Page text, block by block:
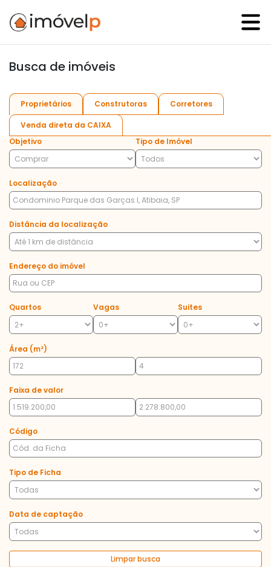
Busca de imóveis
Proprietários Construtoras Corretores
Venda direta da CAIXA
Objetivo
Tipo de Imóvel
Localização
Distância da localização
Endereço do imóvel
Quartos Vagas Suites
Área (m²)
Faixa de valor
Código
Tipo de Ficha
Data de captação
Limpar busca